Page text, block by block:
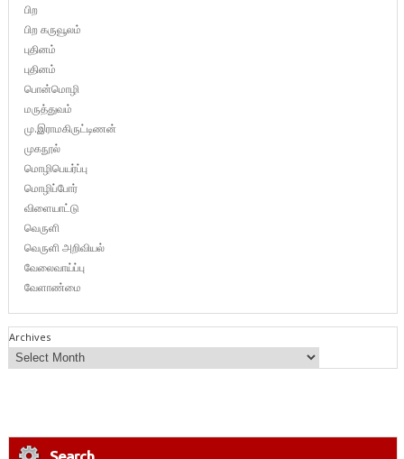
பிற
பிற கருவூலம்
புதினம்
புதினம்
பொன்மொழி
மருத்துவம்
மு.இராமகிருட்டிணன்
முகநூல்
மொழிபெயர்ப்பு
மொழிப்போர்
விளையாட்டு
வெருளி
வெருளி அறிவியல்
வேலைவாய்ப்பு
வேளாண்மை
Archives